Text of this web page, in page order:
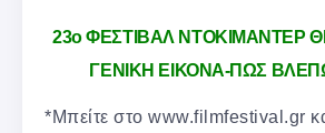
23ο ΦΕΣΤΙΒΑΛ ΝΤΟΚΙΜΑΝΤΕΡ
ΓΕΝΙΚΗ ΕΙΚΟΝΑ-ΠΩΣ
*Μπείτε στο www.filmfestival.gr